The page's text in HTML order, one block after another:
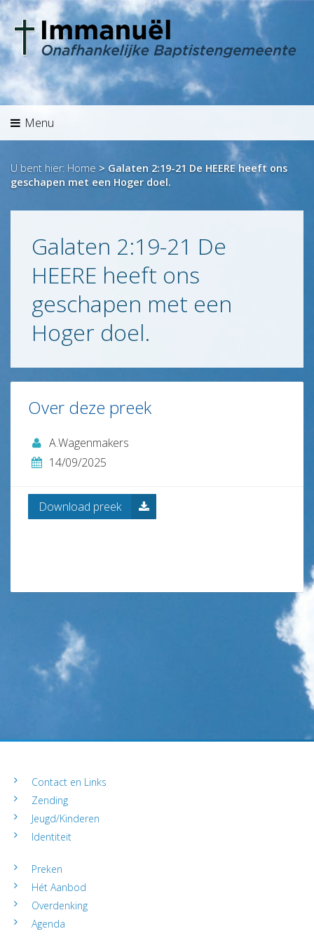
Menu
Welkom
Agenda
Preken
Hét
Aanbod
Info
Identiteit
Jeugd/Kinderen
Zending
Contact
Links
Menu
U bent hier: Home > Galaten 2:19-21 De HEERE heeft ons
geschapen met een Hoger doel.
Galaten 2:19-21 De
HEERE heeft ons
geschapen met een
Hoger doel.
Over deze preek
A.Wagenmakers
14/09/2025
Download preek
Contact en Links
Zending
Jeugd/Kinderen
Identiteit
Preken
Hét Aanbod
Overdenking
Agenda